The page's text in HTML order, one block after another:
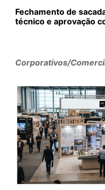
Fechamento de
técnico e aprovação
Corporativos/